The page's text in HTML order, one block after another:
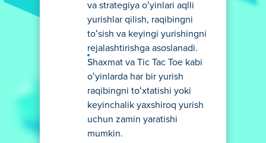
va strategiya oʻyinlari aqlli
yurishlar qilish, raqibingni
toʻsish va keyingi yurishingni
rejalashtirishga asoslanadi.
Shaxmat va Tic Tac Toe kabi
oʻyinlarda har bir yurish
raqibingni toʻxtatishi yoki
keyinchalik yaxshiroq yurish
uchun zamin yaratishi
mumkin.